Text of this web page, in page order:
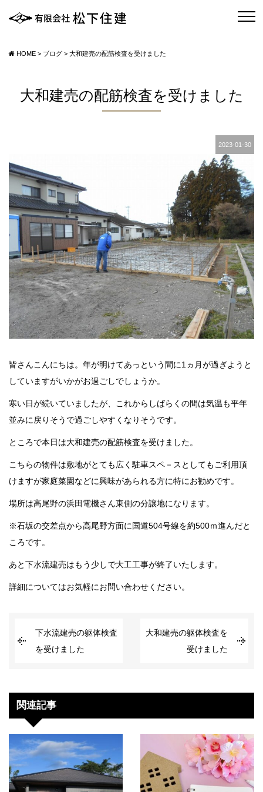
HOME > ブログ > 大和建売の配筋検査を受けました
大和建売の配筋検査を受けました
2023-01-30
皆さんこんにちは。年が明けてあっという間に1ヵ月が過ぎようと
していますがいかがお過ごしでしょうか。
寒い日が続いていましたが、これからしばらくの間は気温も平年
並みに戻りそうで過ごしやすくなりそうです。
ところで本日は大和建売の配筋検査を受けました。
こちらの物件は敷地がとても広く駐車スペ－スとしてもご利用頂
けますが家庭菜園などに興味があられる方に特にお勧めです。
場所は高尾野の浜田電機さん東側の分譲地になります。
※石坂の交差点から高尾野方面に国道504号線を約500ｍ進んだと
ころです。
あと下水流建売はもう少しで大工工事が終了いたします。
詳細についてはお気軽にお問い合わせください。
下水流建売の躯体検査
を受けました
大和建売の躯体検査を
受けました
関連記事